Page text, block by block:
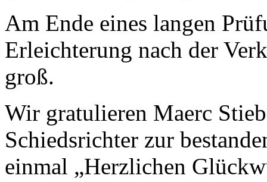
Am Ende eines langen
Erleichterung nach der
groß.
Wir gratulieren Maerc
Schiedsrichter zur
einmal „Herzlichen